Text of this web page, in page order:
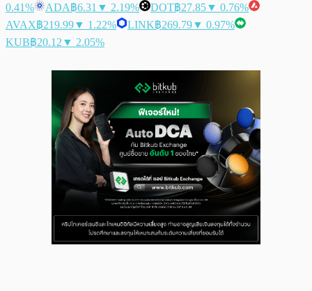
0.41%
ADA฿6.31 ▼ 2.19% DOT฿27.85▼ 0.76%
AVAX฿219.99▼ 1.22% LINK฿269.79▼ 0.97%
KUB฿20.12 ▼ 2.05%